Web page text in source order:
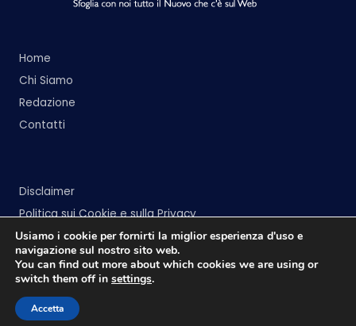
Home
Chi Siamo
Redazione
Contatti
Disclaimer
Politica sui Cookie e sulla Privacy
Usiamo i cookie per fornirti la miglior esperienza d'uso e
navigazione sul nostro sito web.
You can find out more about which cookies we are using or
switch them off in settings.
Accetta